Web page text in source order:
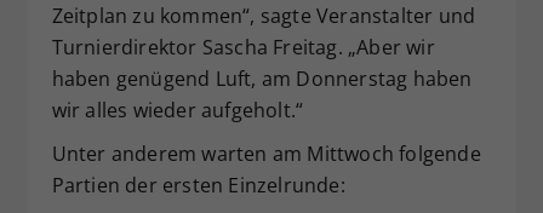
Zeitplan zu kommen“, sagte Veranstalter und
Turnierdirektor Sascha Freitag. „Aber wir
haben genügend Luft, am Donnerstag haben
wir alles wieder aufgeholt.“
Unter anderem warten am Mittwoch folgende
Partien der ersten Einzelrunde: